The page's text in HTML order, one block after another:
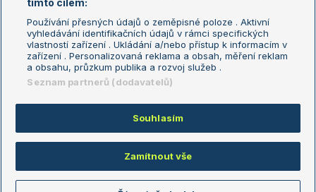
Podmínky užití
Nastavení soukromí
GDPR a žurnalistika
Reklama
Kontakt
Informace o zpracování osobních
údajů
Copyright © 2008-2026 TenisPortal.cz. Využíváme zpravodajství ČTK.
tímto cílem:
Používání přesných údajů o zeměpisné poloze . Aktivní
vyhledávání identifikačních údajů v rámci specifických
vlastností zařízení . Ukládání a/nebo přístup k informacím v
zařízení . Personalizovaná reklama a obsah, měření reklam
a obsahu, průzkum publika a rozvoj služeb .
Seznam partnerů (dodavatelů)
Souhlasím
Zamítnout vše